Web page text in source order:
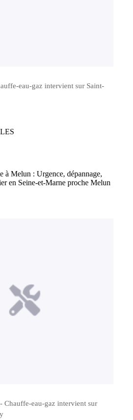
eau-gaz intervient sur Saint-
à Melun : Urgence, dépannage,
en Seine-et-Marne proche Melun
- Chauffe-eau-gaz intervient sur